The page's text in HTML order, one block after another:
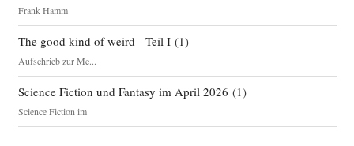
Frank Hamm
The good kind of weird - Teil I(1)
Aufschrieb zur Me...
Science Fiction und Fantasy im April 2026 (1)
Science Fiction im